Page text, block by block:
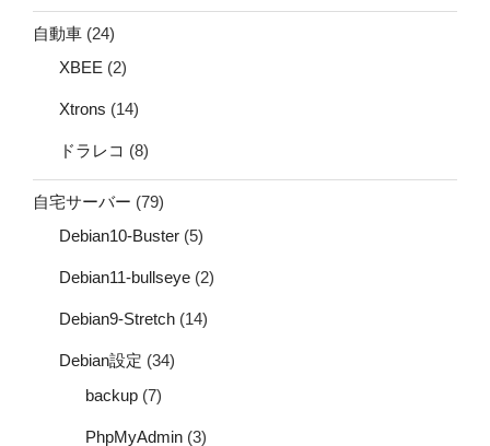
自動車 (24)
XBEE (2)
Xtrons (14)
ドラレコ (8)
自宅サーバー (79)
Debian10-Buster (5)
Debian11-bullseye (2)
Debian9-Stretch (14)
Debian設定 (34)
backup (7)
PhpMyAdmin (3)